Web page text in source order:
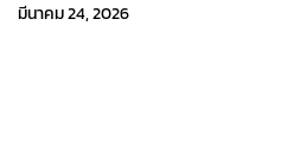
มีนาคม 24, 2026